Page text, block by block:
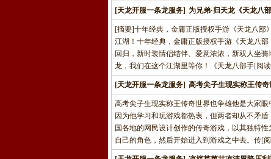
[天龙开服一条龙服务] 为兄弟·归天龙《天龙八
[摘要]十年经典，金庸正版授权手游《天龙八部
江湖！十年经典，金庸正版授权手游《天龙八
回归，新时装情侣结伴、爱意浓浓，新双人坐
龙，我们在这个江湖里等你！《天龙八部手[阅
[天龙开服一条龙服务] 高考尖子生现实称王传
高考尖子生现实称王传奇世界也争雄他是大家
因为他学习和玩游戏都热衷，但两者却从不矛
国各地的网民设计创作的传奇游戏，以其独特
自己的角色，然后开始进入到游戏之中去。传[